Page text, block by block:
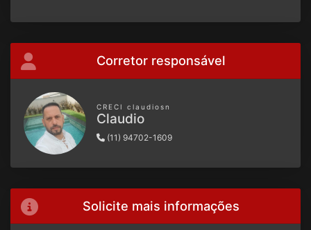
Corretor responsável
CRECI claudiosn
Claudio
(11) 94702-1609
Solicite mais informações